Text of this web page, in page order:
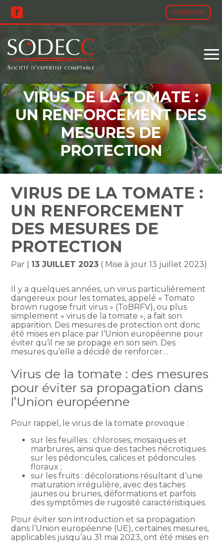
CONNEXION
Aller
au
VIRUS DE LA TOMATE :
UN RENFORCEMENT DES
MESURES DE
PROTECTION
VIRUS DE LA TOMATE :
UN RENFORCEMENT
DES MESURES DE
PROTECTION
Par 13 JUILLET 2023 ( Mise à jour 13 juillet 2023)
Il y a quelques années, un virus particulièrement
dangereux pour les tomates, appelé « Tomato
brown rugose fruit virus » (ToBRFV), ou plus
simplement « virus de la tomate », a fait son
apparition. Des mesures de protection ont donc
été mises en place par l’Union européenne pour
éviter qu’il ne se propage en son sein. Des
mesures qu’elle a décidé de renforcer…
Virus de la tomate : des mesures
pour éviter sa propagation dans
l’Union européenne
Pour rappel, le virus de la tomate provoque :
sur les feuilles : chloroses, mosaïques et
marbrures, ainsi que des taches nécrotiques
sur les pédoncules, calices et pédoncules
floraux ;
sur les fruits : décolorations résultant d’une
maturation irrégulière, avec des taches
jaunes ou brunes, déformations et parfois
des symptômes de rugosité caractéristiques.
Pour éviter son introduction et sa propagation
dans l’Union européenne (UE), certaines mesures,
applicables jusqu’au 31 mai 2023, ont été mises en